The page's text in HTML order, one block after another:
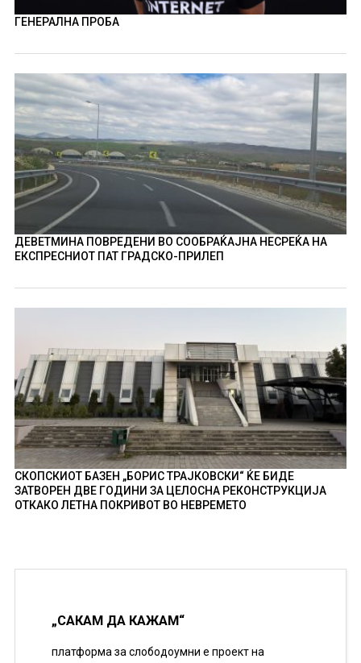
ГЕНЕРАЛНА ПРОБА
ДЕВЕТМИНА ПОВРЕДЕНИ ВО СООБРАЌАЈНА НЕСРЕЌА НА
ЕКСПРЕСНИОТ ПАТ ГРАДСКО-ПРИЛЕП
СКОПСКИОТ БАЗЕН „БОРИС ТРАЈКОВСКИ“ ЌЕ БИДЕ
ЗАТВОРЕН ДВЕ ГОДИНИ ЗА ЦЕЛОСНА РЕКОНСТРУКЦИЈА
ОТКАКО ЛЕТНА ПОКРИВОТ ВО НЕВРЕМЕТО
„САКАМ ДА КАЖАМ“
платформа за слободоумни е проект на